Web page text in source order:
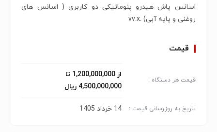
اسانس پاش هیدرو پنوماتیکی دو کاربری ( اسانس های
روغنی و پایه آبی) .vv.x
قیمت
قیمت هر دستگاه :
از 1,200,000,000 تا
4,500,000,000 ریال
تاریخ به روزرسانی قیمت : 14 خرداد 1405